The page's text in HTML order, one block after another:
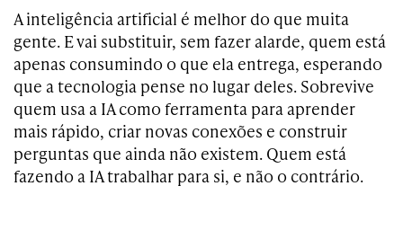
A inteligência artificial é melhor do que muita
gente. E vai substituir, sem fazer alarde, quem está
apenas consumindo o que ela entrega, esperando
que a tecnologia pense no lugar deles. Sobrevive
quem usa a IA como ferramenta para aprender
mais rápido, criar novas conexões e construir
perguntas que ainda não existem. Quem está
fazendo a IA trabalhar para si, e não o contrário.